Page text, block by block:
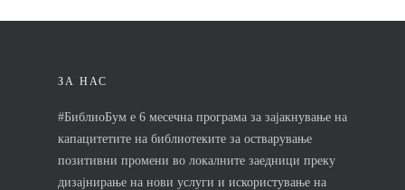
ЗА НАС
#БиблиоБум е 6 месечна програма за зајакнување на
капацитетите на библиотеките за остварување
позитивни промени во локалните заедници преку
дизајнирање на нови услуги и искористување на
Новости
Контакт